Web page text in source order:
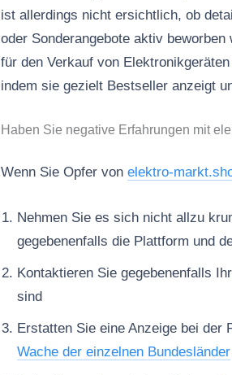
ist allerdings nicht ersichtlich, ob
oder Sonderangebote aktiv
für den Verkauf von
indem sie gezielt Bestseller anzeigt
Haben Sie negative Erfahrungen mit
Wenn Sie Opfer von elektro-
Nehmen Sie es sich nicht allzu
gegebenenfalls die Plattform und
Kontaktieren Sie gegebenenfalls
sind
Erstatten Sie eine Anzeige bei der
Wache der einzelnen Bundesländer